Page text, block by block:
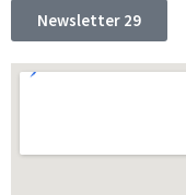
Newsletter 29